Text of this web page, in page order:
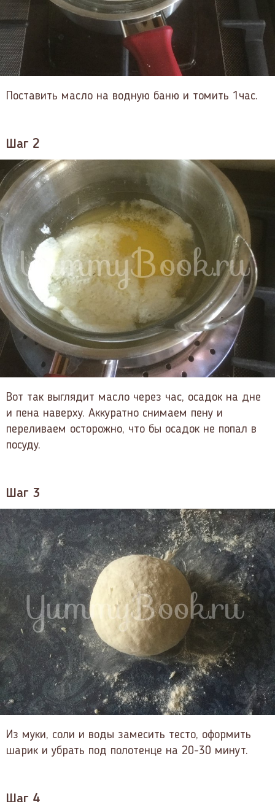
Поставить масло на водную баню и томить 1час.
Шаг 2
Вот так выглядит масло через час, осадок на дне
и пена наверху. Аккуратно снимаем пену и
переливаем осторожно, что бы осадок не попал в
посуду.
Шаг 3
Из муки, соли и воды замесить тесто, оформить
шарик и убрать под полотенце на 20-30 минут.
Шаг 4